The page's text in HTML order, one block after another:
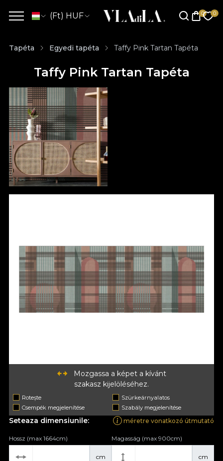
(Ft) HUF
Tapéta Egyedi tapéta Taffy Pink Tartan Tapéta
Taffy Pink Tartan Tapéta
Mozgassa a képet a kívánt
szakasz kijelöléséhez.
Rotește
Szürkeárnyalatos
Csempék megjelenítése
Szabály megjelenítése
Seteaza dimensiunile: méretre vonatkozó útmutató
cm
Hossz (max 1664cm)
cm
Magasság (max 900cm)